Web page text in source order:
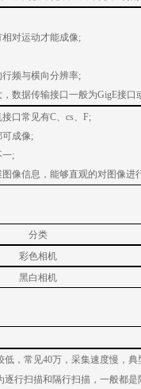
对运动才能成像;
频与横向分辨率;
数据传输接口一般为GigE接口
口常见有C、cs、F;
可成像;
一;
像信息，能够直观的对图像进
分类
彩色相机
黑白相机
低，常见40万，采集速度慢，
逐行扫描和隔行扫描，一般都